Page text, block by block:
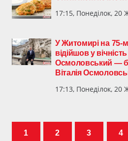
17:15, Понеділок, 20
У Житомирі на 75-
відійшов у
Осмоловський —
Віталія
17:13, Понеділок, 20
1 2 3 4